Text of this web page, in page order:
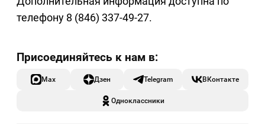
телефону 8 (846) 337-49-27.
Max Дзен Telegram ВКонтакте
Одноклассники